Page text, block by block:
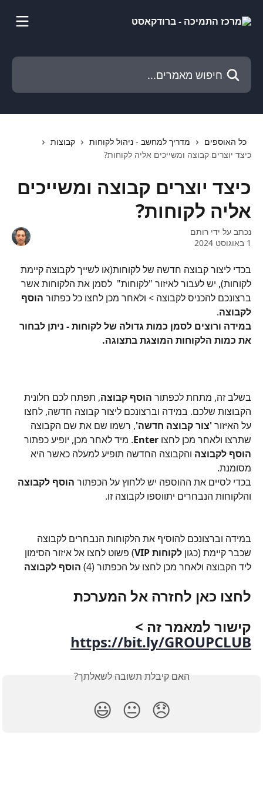
חיפוש מאמרים...
כל האוספים מדריך למחשב - ניהול לקוחות
קבוצות
כיצד יוצרים קבוצה ומשייכים אליה לקוחות?
כיצד יוצרים קבוצה ומשייכים
אליה לקוחות?
נכתב על ידי רותם
1 באוגוסט 2024
בכדי ליצור קבוצה חדשה של לקוחות(או לשייך לקבוצה קיימת
לקוחות), יש לעבור לאיזור "לקוחות"  לסמן את הלקוחות אשר
ברצונכם להכניס לקבוצה > ולאחר מכן לחצו כל כפתור הוסף
לקבוצה.
במידה ורוצים לסמן כמות גדולה של לקוחות - ניתן לבחור
את כמות הלקוחות המוצגת בתצוגה.
בשלב זה, מתחת לכפתור הוסף קבוצה, תפתח לכם חלונית
הקבוצות שלכם. במידה וברצונכם ליצור קבוצה חדשה, לחצו
על האיזור 'צור קבוצה חדשה', רשמו שם את שם הקבוצה
שתרצו ולאחר מכן לחצו Enter. מיד לאחר מכן, יופיע כפתור
הוסף לקבוצה והקבוצה החדשה תופיע למעלה כאשר היא
מסומנת.
בכדי לסיים את ההוספה יש ללחוץ על הכפתור הוסף לקבוצה
והלקוחות הנבחרים יתווספו לקבוצה זו.
במידה וברצונכם להוסיף את הלקוחות הנבחרים לקבוצה
שכבר קיימת (כגון לקוחות VIP
) פשוט לחצו אל איזור הסימון
ליד הקבוצה ולאחר מכן לחצו על הכפתור (4)
הוסף לקבוצה
לחצו כאן לחזרה אל המערכת
קישור למאמר זה >
https://bit.ly/GROUPCLUB
האם קיבלת תשובה לשאלתך?
😞
😐
😃